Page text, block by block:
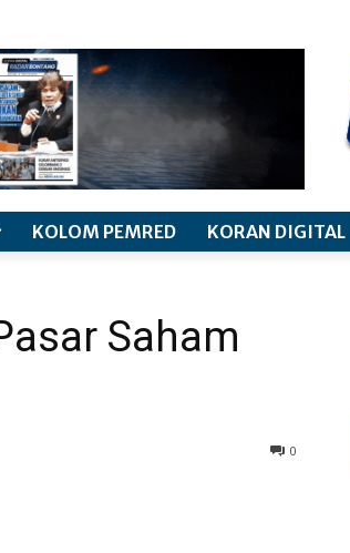
KOLOM PEMRED KORAN DIGITAL
Saham
0